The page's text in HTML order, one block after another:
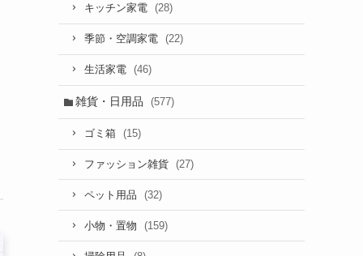
キッチン家電 (28)
季節・空調家電 (22)
生活家電 (46)
雑貨・日用品 (577)
ゴミ箱 (15)
ファッション雑貨 (27)
ペット用品 (32)
小物・置物 (159)